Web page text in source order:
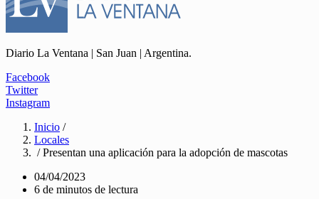
Diario La Ventana | San Juan | Argentina.
Facebook
Twitter
Instagram
Inicio /
Locales
/ Presentan una aplicación para la adopción de mascotas
04/04/2023
6 de minutos de lectura